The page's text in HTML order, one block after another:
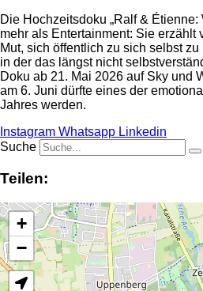
Die Hochzeitsdoku „Ralf & Étienne:
mehr als Entertainment: Sie erzählt
Mut, sich öffentlich zu sich selbst
in der das längst nicht
Doku ab 21. Mai 2026 auf Sky und
am 6. Juni dürfte eines der
Jahres werden.
Instagram Whatsapp Linkedin
Suche
Teilen:
+
−